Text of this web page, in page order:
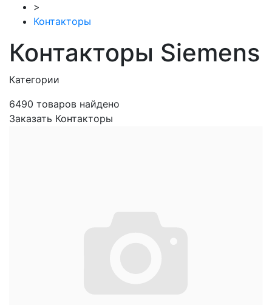
>
Контакторы
Контакторы Siemens
Категории
6490 товаров найдено
Заказать Контакторы